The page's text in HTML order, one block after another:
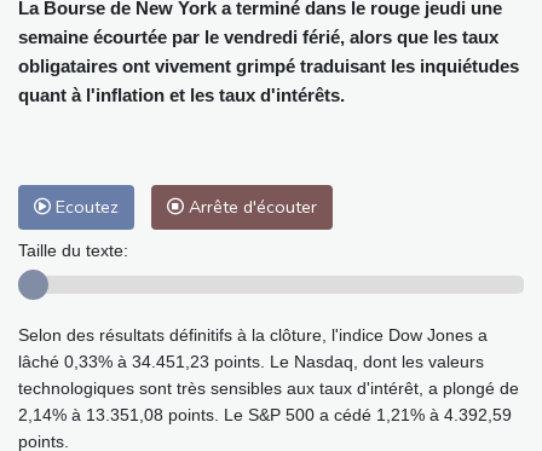
La Bourse de New York a terminé dans le rouge jeudi une
semaine écourtée par le vendredi férié, alors que les taux
obligataires ont vivement grimpé traduisant les inquiétudes
quant à l'inflation et les taux d'intérêts.
Ecoutez Arrête d'écouter
Taille du texte:
Selon des résultats définitifs à la clôture, l'indice Dow Jones a
lâché 0,33% à 34.451,23 points. Le Nasdaq, dont les valeurs
technologiques sont très sensibles aux taux d'intérêt, a plongé de
2,14% à 13.351,08 points. Le S&P 500 a cédé 1,21% à 4.392,59
points.